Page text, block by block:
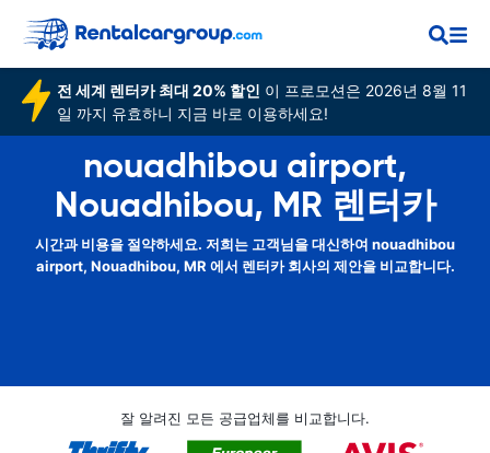
전 세계 렌터카 최대 20% 할인 이 프로모션은 2026년 8월 11
일 까지 유효하니 지금 바로 이용하세요!
nouadhibou airport,
Nouadhibou, MR 렌터카
시간과 비용을 절약하세요. 저희는 고객님을 대신하여 nouadhibou
airport, Nouadhibou, MR 에서 렌터카 회사의 제안을 비교합니다.
잘 알려진 모든 공급업체를 비교합니다.